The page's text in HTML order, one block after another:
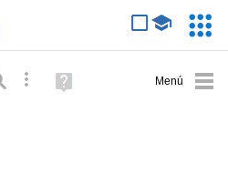
Búsqueda avanzada
Ayuda
(en